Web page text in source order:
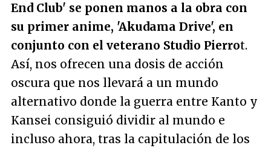
End Club' se ponen manos a la obra con
su primer anime, 'Akudama Drive', en
conjunto con el veterano Studio Pierrot.
Así, nos ofrecen una dosis de acción
oscura que nos llevará a un mundo
alternativo donde la guerra entre Kanto y
Kansei consiguió dividir al mundo e
incluso ahora, tras la capitulación de los